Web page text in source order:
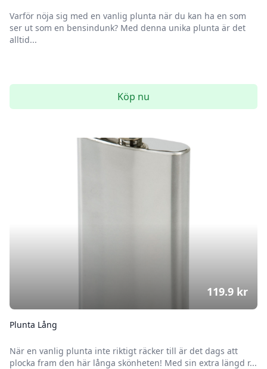
Varför nöja sig med en vanlig plunta när du kan ha en som
ser ut som en bensindunk? Med denna unika plunta är det
alltid...
Köp nu
Plunta Lång
När en vanlig plunta inte riktigt räcker till är det dags att
plocka fram den här långa skönheten! Med sin extra längd r...
119.9 kr